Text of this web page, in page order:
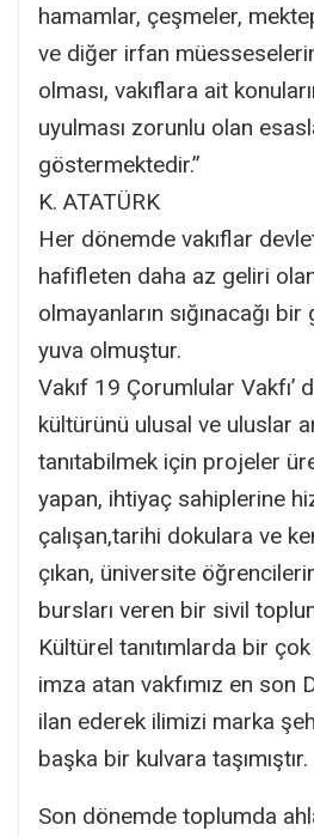
hamamlar, çeşmeler,
ve diğer irfan
olması, vakıflara ait
uyulması zorunlu olan
göstermektedir.”​
K. ATATÜRK
Her dönemde vakıflar
hafifleten daha az geliri
olmayanların sığınacağı bir
yuva olmuştur.
Vakıf 19 Çorumlular Vakfı’
kültürünü ulusal ve uluslar
tanıtabilmek için projeler
yapan, ihtiyaç sahiplerine
çalışan,tarihi dokulara ve
çıkan, üniversite
bursları veren bir sivil
Kültürel tanıtımlarda bir
imza atan vakfımız en son
ilan ederek ilimizi marka
başka bir kulvara taşımıştır.
Son dönemde toplumda